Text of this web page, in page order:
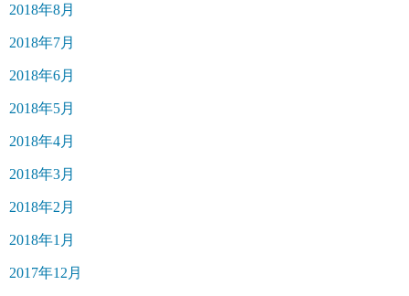
2018年8月
2018年7月
2018年6月
2018年5月
2018年4月
2018年3月
2018年2月
2018年1月
2017年12月